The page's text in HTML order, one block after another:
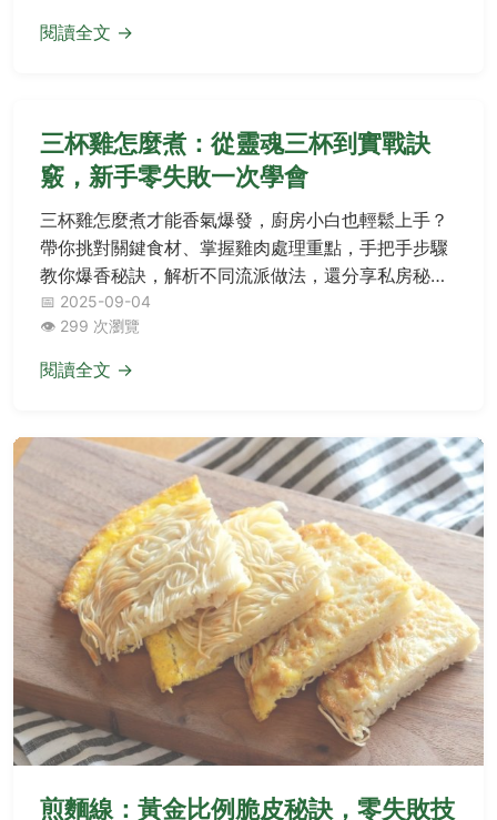
閱讀全文 →
三杯雞怎麼煮：從靈魂三杯到實戰訣
竅，新手零失敗一次學會
三杯雞怎麼煮才能香氣爆發，廚房小白也輕鬆上手？
帶你挑對關鍵食材、掌握雞肉處理重點，手把手步驟
教你爆香秘訣，解析不同流派做法，還分享私房秘訣
與慘痛教訓，Q&A解答所有疑問，捲起袖子就能煮出
正宗美味！
📅 2025-09-04
👁️ 299 次瀏覽
閱讀全文 →
煎麵線：黃金比例脆皮秘訣，零失敗技